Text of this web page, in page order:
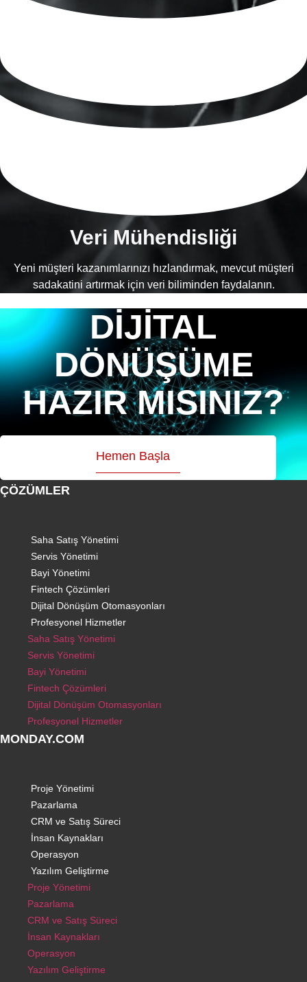
Veri Mühendisliği
Yeni müşteri kazanımlarınızı hızlandırmak, mevcut müşteri
sadakatini artırmak için veri biliminden faydalanın.
DİJİTAL
DÖNÜŞÜME
HAZIR MISINIZ?
Hemen Başla
ÇÖZÜMLER
Saha Satış Yönetimi
Servis Yönetimi
Bayi Yönetimi
Fintech Çözümleri
Dijital Dönüşüm Otomasyonları
Profesyonel Hizmetler
Saha Satış Yönetimi
Servis Yönetimi
Bayi Yönetimi
Fintech Çözümleri
Dijital Dönüşüm Otomasyonları
Profesyonel Hizmetler
MONDAY.COM
Proje Yönetimi
Pazarlama
CRM ve Satış Süreci
İnsan Kaynakları
Operasyon
Yazılım Geliştirme
Proje Yönetimi
Pazarlama
CRM ve Satış Süreci
İnsan Kaynakları
Operasyon
Yazılım Geliştirme